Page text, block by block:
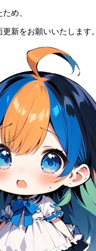
め、
新をお願いいたします。